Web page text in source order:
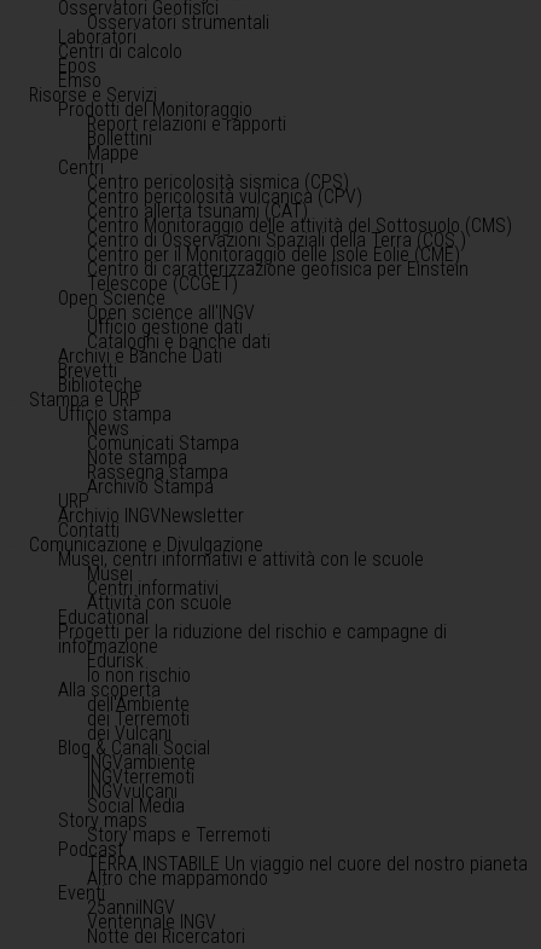
Osservatori Geofisici
Osservatori strumentali
Laboratori
Centri di calcolo
Epos
Emso
Risorse e Servizi
Prodotti del Monitoraggio
Report relazioni e rapporti
Bollettini
Mappe
Centri
Centro pericolosità sismica (CPS)
Centro pericolosità vulcanica (CPV)
Centro allerta tsunami (CAT)
Centro Monitoraggio delle attività del Sottosuolo (CMS)
Centro di Osservazioni Spaziali della Terra (COS )
Centro per il Monitoraggio delle Isole Eolie (CME)
Centro di caratterizzazione geofisica per Einstein
Telescope (CCGET)
Open Science
Open science all'INGV
Ufficio gestione dati
Cataloghi e banche dati
Archivi e Banche Dati
Brevetti
Biblioteche
Stampa e URP
Ufficio stampa
News
Comunicati Stampa
Note stampa
Rassegna stampa
Archivio Stampa
URP
Archivio INGVNewsletter
Contatti
Comunicazione e Divulgazione
Musei, centri informativi e attività con le scuole
Musei
Centri informativi
Attività con scuole
Educational
Progetti per la riduzione del rischio e campagne di
informazione
Edurisk
Io non rischio
Alla scoperta
dell'Ambiente
dei Terremoti
dei Vulcani
Blog & Canali Social
INGVambiente
INGVterremoti
INGVvulcani
Social Media
Story maps
Story maps e Terremoti
Podcast
TERRA INSTABILE Un viaggio nel cuore del nostro pianeta
Altro che mappamondo
Eventi
25anniINGV
Ventennale INGV
Notte dei Ricercatori